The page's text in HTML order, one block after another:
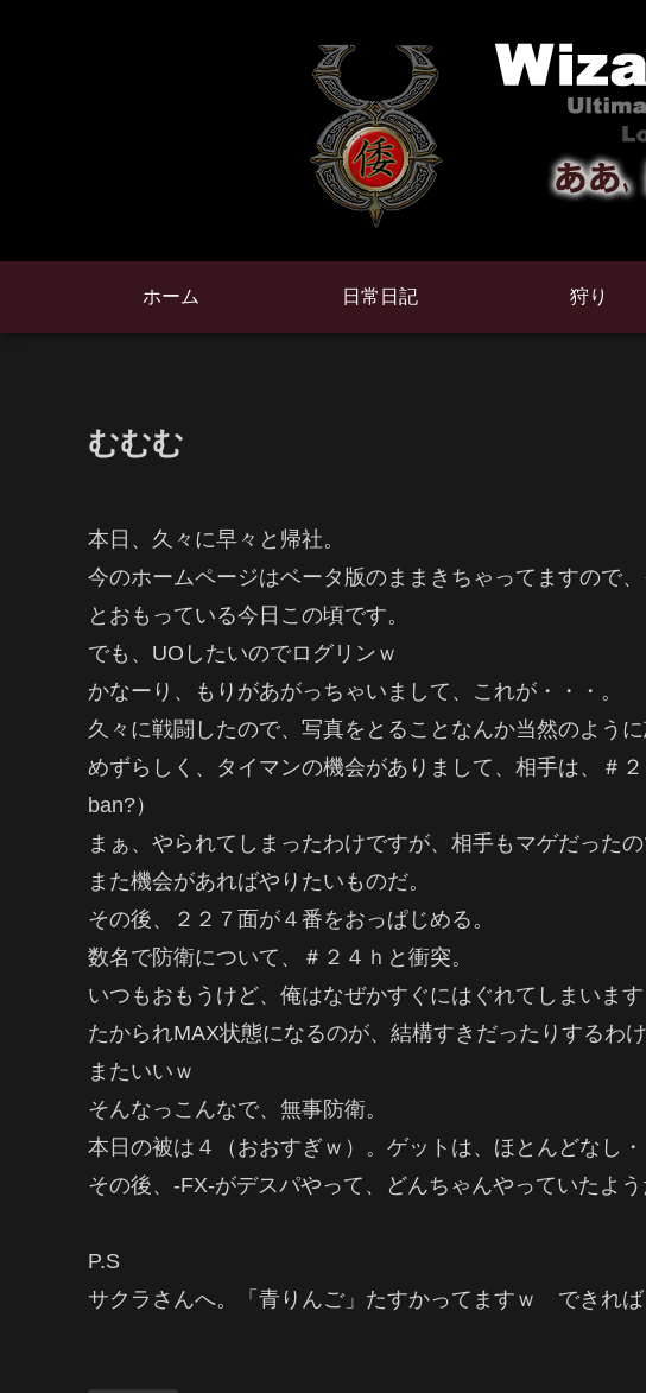
ホーム 日常日記 狩り
むむむ
本日、久々に早々と帰社。
今のホームページはベータ版のままきちゃってますので
とおもっている今日この頃です。
でも、UOしたいのでログリンｗ
かなーり、もりがあがっちゃいまして、これが・・・。
久々に戦闘したので、写真をとることなんか当然のよう
めずらしく、タイマンの機会がありまして、相手は、＃
ban?）
まぁ、やられてしまったわけですが、相手もマゲだったの
また機会があればやりたいものだ。
その後、２２７面が４番をおっぱじめる。
数名で防衛について、＃２４ｈと衝突。
いつもおもうけど、俺はなぜかすぐにはぐれてしまいま
たかられMAX状態になるのが、結構すきだったりするわ
またいいｗ
そんなっこんなで、無事防衛。
本日の被は４（おおすぎｗ）。ゲットは、ほとんどなし
その後、-FX-がデスパやって、どんちゃんやっていたよ
P.S
サクラさんへ。「青りんご」たすかってますｗ できれば